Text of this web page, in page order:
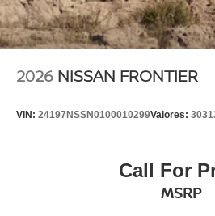
2026 NISSAN FRONTIER
VIN: 24197NSSN0100010299Valores:
Call For
MSRP